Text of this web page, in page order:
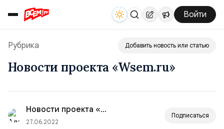
Войти
Рубрика Добавить новость или статью
Новости проекта «Wsem.ru»
Новости проекта «Wsem.ru»
27.06.2022
Подписаться